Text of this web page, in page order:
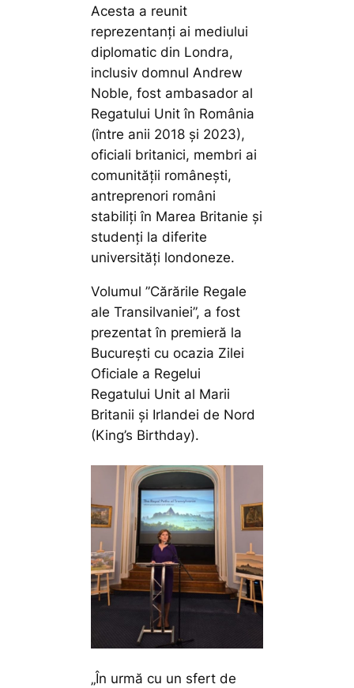
Acesta a reunit
reprezentanți ai mediului
diplomatic din Londra,
inclusiv domnul Andrew
Noble, fost ambasador al
Regatului Unit în România
(între anii 2018 și 2023),
oficiali britanici, membri ai
comunității românești,
antreprenori români
stabiliți în Marea Britanie și
studenți la diferite
universități londoneze.
Volumul ”Cărările Regale
ale Transilvaniei”, a fost
prezentat în premieră la
București cu ocazia Zilei
Oficiale a Regelui
Regatului Unit al Marii
Britanii și Irlandei de Nord
(King’s Birthday).
„În urmă cu un sfert de